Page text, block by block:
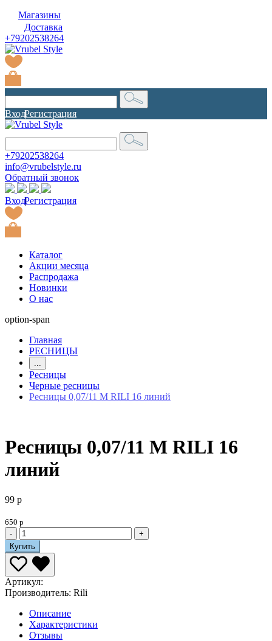
Магазины
Доставка
+79202538264
Вход|
Регистрация
+79202538264
info@vrubelstyle.ru
Обратный звонок
Вход|
Регистрация
Каталог
Акции месяца
Распродажа
Новинки
О нас
option-span
Главная
РЕСНИЦЫ
...
Ресницы
Черные ресницы
Ресницы 0,07/11 M RILI 16 линий
Ресницы 0,07/11 M RILI 16
линий
99 р
650 р
-
+
Купить
Артикул:
Производитель: Rili
Описание
Характеристики
Отзывы